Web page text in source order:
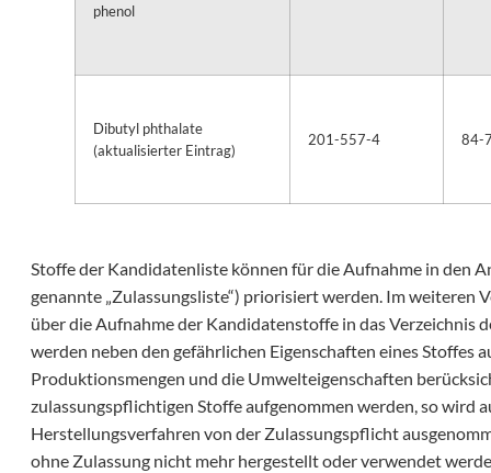
phenol
Dibutyl phthalate
(aktualisierter Eintrag)
201-557-4 84-
Stoffe der Kandidatenliste können für die Aufnahme in den
genannte „Zulassungsliste“) priorisiert werden. Im weiteren
über die Aufnahme der Kandidatenstoffe in das Verzeichnis
werden neben den gefährlichen Eigenschaften eines Stoffes
Produktionsmengen und die Umwelteigenschaften
zulassungspflichtigen Stoffe aufgenommen werden, so wird
Herstellungsverfahren von der Zulassungspflicht
ohne Zulassung nicht mehr hergestellt oder verwendet